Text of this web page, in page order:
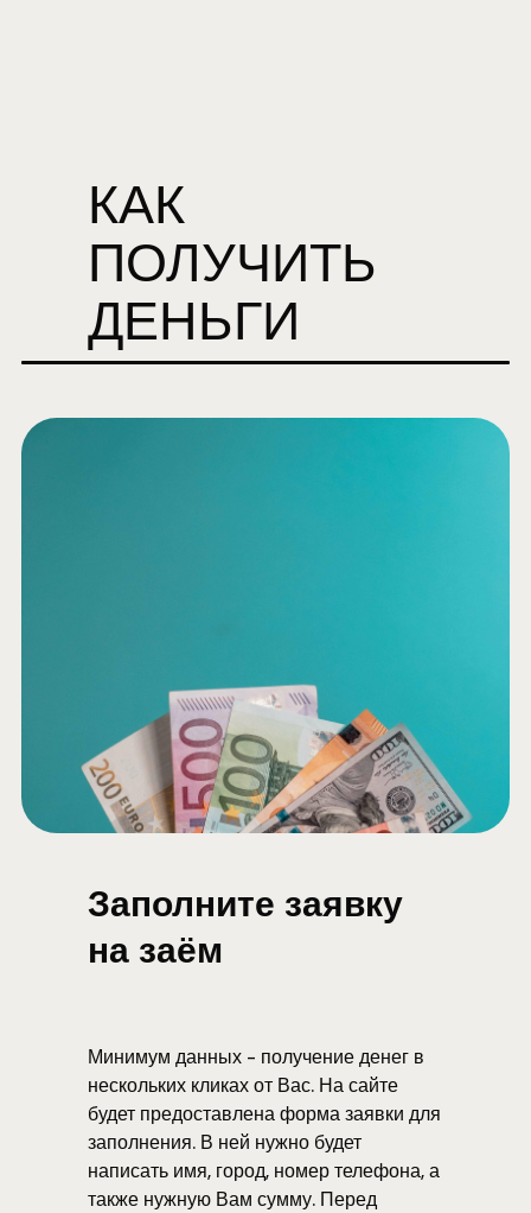
КАК
ПОЛУЧИТЬ
ДЕНЬГИ
Минимум данных - получение денег в
нескольких кликах от Вас. На сайте
будет предоставлена форма заявки для
заполнения. В ней нужно будет
написать имя, город, номер телефона, а
также нужную Вам сумму. Перед
Заполните заявку
на заём